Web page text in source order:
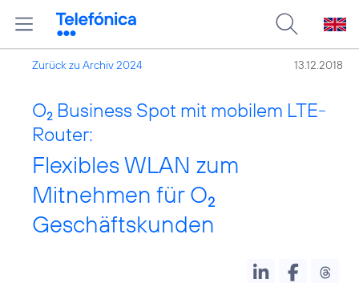
Zurück zu Archiv 2024 13.12.2018
O2 Business Spot mit mobilem LTE-
Router:
Flexibles WLAN zum
Mitnehmen für O2
Geschäftskunden